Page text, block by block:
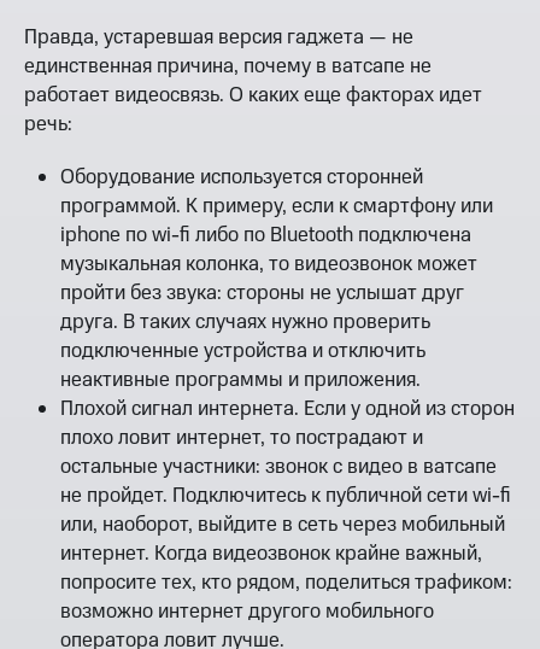
Правда, устаревшая версия гаджета — не
единственная причина, почему в ватсапе не
работает видеосвязь. О каких еще факторах идет
речь:
Оборудование используется сторонней
программой. К примеру, если к смартфону или
iphone по wi-fi либо по Bluetooth подключена
музыкальная колонка, то видеозвонок может
пройти без звука: стороны не услышат друг
друга. В таких случаях нужно проверить
подключенные устройства и отключить
неактивные программы и приложения.
Плохой сигнал интернета. Если у одной из сторон
плохо ловит интернет, то пострадают и
остальные участники: звонок с видео в ватсапе
не пройдет. Подключитесь к публичной сети wi-fi
или, наоборот, выйдите в сеть через мобильный
интернет. Когда видеозвонок крайне важный,
попросите тех, кто рядом, поделиться трафиком:
возможно интернет другого мобильного
оператора ловит лучше.